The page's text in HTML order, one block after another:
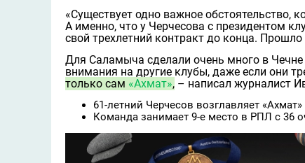
«Существует одно важное обстоятельство,
А именно, что у Черчесова с президентом
свой трехлетний контракт до конца.
Для Саламыча сделали очень много в
внимания на другие клубы, даже если они
только сам «Ахмат», – написал журналист
61-летний Черчесов возглавляет «Ахмат»
Команда занимает 9-е место в РПЛ с 36